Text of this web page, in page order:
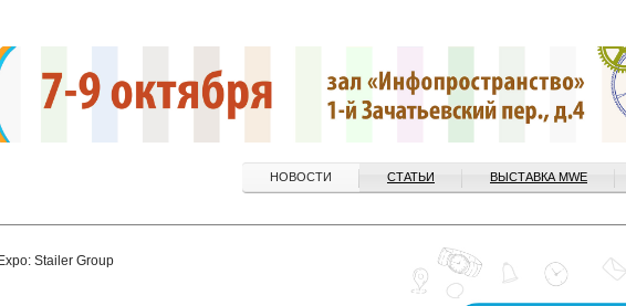
НОВОСТИ СТАТЬИ ВЫСТАВКА MWE
Stailer Group